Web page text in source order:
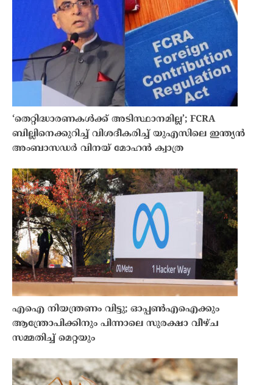
‘തെറ്റിദ്ധാരണകൾക്ക് അടിസ്ഥാനമില്ല’; FCRA
ബില്ലിനെക്കുറിച്ച് വിശദീകരിച്ച് യുഎസിലെ ഇന്ത്യൻ
അംബാസഡർ വിനയ് മോഹൻ ക്വാത്ര
എഐ നിയന്ത്രണം വിട്ടു; ഓപ്പൺഎഐക്കും
ആന്ത്രോപിക്കിനും പിന്നാലെ സുരക്ഷാ വീഴ്ച
സമ്മതിച്ച് മെറ്റയും